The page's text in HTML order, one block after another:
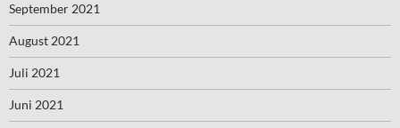
September 2021
August 2021
Juli 2021
Juni 2021